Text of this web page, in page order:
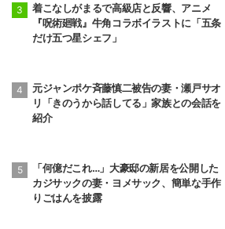
着こなしがまるで高級店と反響、アニメ
『呪術廻戦』牛角コラボイラストに「五条
だけ五つ星シェフ」
元ジャンポケ斉藤慎二被告の妻・瀬戸サオ
リ「きのうから話してる」家族との会話を
紹介
「何億だこれ…」大豪邸の新居を公開した
カジサックの妻・ヨメサック、簡単な手作
りごはんを披露